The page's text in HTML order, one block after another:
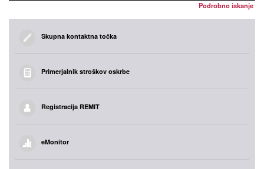
Podrobno iskanje
Skupna kontaktna točka
Primerjalnik stroškov oskrbe
Registracija REMIT
eMonitor